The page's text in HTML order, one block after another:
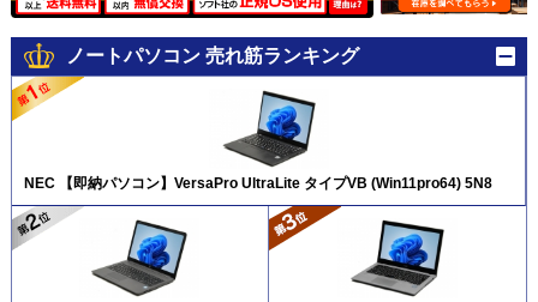
ノートパソコン 売れ筋ランキング
NEC 【即納パソコン】VersaPro UltraLite タイプVB (Win11pro64) 5N8